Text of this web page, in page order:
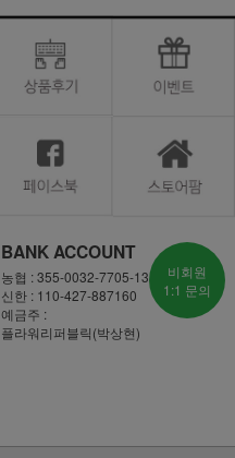
BANK ACCOUNT
농협 : 355-0032-7705-13
신한 : 110-427-887160
예금주 :
플라워리퍼블릭(박상현)
비회원
1:1 문의